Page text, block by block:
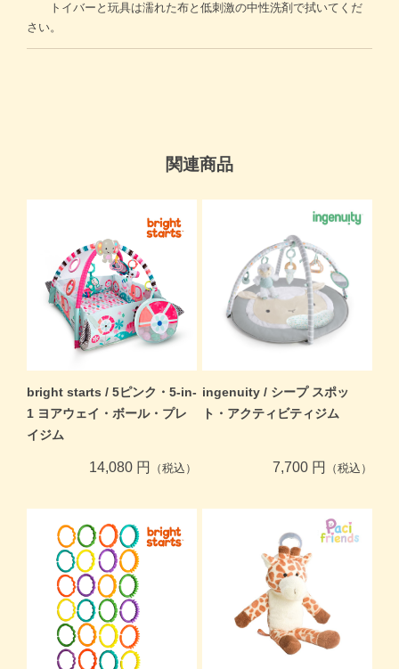
トイバーと玩具は濡れた布と低刺激の中性洗剤で拭いてくだ
さい。
関連商品
bright starts / 5ピンク・5-in-
1 ヨアウェイ・ボール・プレ
イジム
14,080 円 （税込）
ingenuity / シープ スポッ
ト・アクティビティジム
7,700 円 （税込）